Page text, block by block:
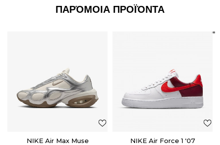
ΠΑΡΌΜΟΙΑ ΠΡΟΪΌΝΤΑ
NIKE Air Max Muse NIKE Air Force 1 '07